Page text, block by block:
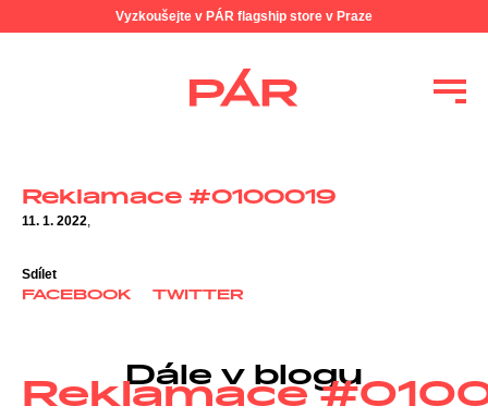
Vyzkoušejte v PÁR flagship store v Praze
Reklamace #0100019
11. 1. 2022,
Sdílet
FACEBOOK TWITTER
Dále v blogu